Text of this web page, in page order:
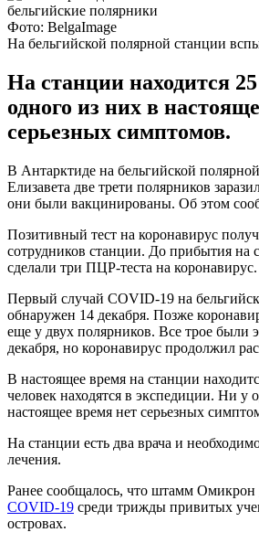
Фото: BelgaImage
На бельгийской полярной станции
На станции находится
одного из них в
серьезных симптомов.
В Антарктиде на бельгийской
Елизавета две трети полярников
они были вакцинированы. Об этом
Позитивный тест на коронавирус
сотрудников станции. До прибытия на
сделали три ПЦР-теста на коронавирус.
Первый случай COVID-19 на
обнаружен 14 декабря. Позже
еще у двух полярников. Все трое были
декабря, но коронавирус продолжил
В настоящее время на станции
человек находятся в экспедиции. Ни у
настоящее время нет серьезных
На станции есть два врача и
лечения.
Ранее сообщалось, что штамм Омикрон
COVID-19 среди трижды привитых
островах.